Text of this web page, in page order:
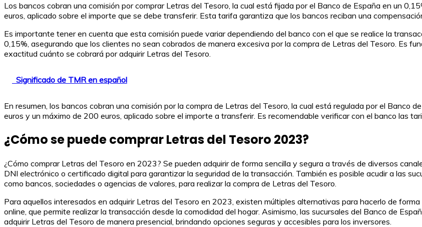
Los bancos cobran una comisión por comprar Letras del Tesoro, la cual está fijada por el Banco de España en un
euros, aplicado sobre el importe que se debe transferir. Esta tarifa garantiza que los bancos reciban una
Es importante tener en cuenta que esta comisión puede variar dependiendo del banco con el que se realice la
0,15%, asegurando que los clientes no sean cobrados de manera excesiva por la compra de Letras del Tesoro. Es
exactitud cuánto se cobrará por adquirir Letras del Tesoro.
Significado de TMR en español
En resumen, los bancos cobran una comisión por la compra de Letras del Tesoro, la cual está regulada por el Banco
euros y un máximo de 200 euros, aplicado sobre el importe a transferir. Es recomendable verificar con el banco las
¿Cómo se puede comprar Letras del Tesoro 2023?
¿Cómo comprar Letras del Tesoro en 2023? Se pueden adquirir de forma sencilla y segura a través de diversos
DNI electrónico o certificado digital para garantizar la seguridad de la transacción. También es posible acudir a las
como bancos, sociedades o agencias de valores, para realizar la compra de Letras del Tesoro.
Para aquellos interesados en adquirir Letras del Tesoro en 2023, existen múltiples alternativas para hacerlo de
online, que permite realizar la transacción desde la comodidad del hogar. Asimismo, las sucursales del Banco de
adquirir Letras del Tesoro de manera presencial, brindando opciones seguras y accesibles para los inversores.